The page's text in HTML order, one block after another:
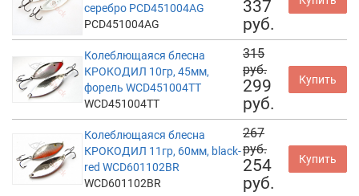
серебро PCD451004AG
PCD451004AG
337
руб.
Колеблющаяся блесна
КРОКОДИЛ 10гр, 45мм,
форель WCD451004TT
WCD451004TT
315
руб.
299
руб.
Купить
Колеблющаяся блесна
КРОКОДИЛ 11гр, 60мм, black-
red WCD601102BR
WCD601102BR
267
руб.
254
руб.
Купить